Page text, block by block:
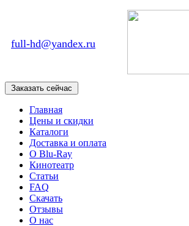
full-hd@yandex.ru
Главная
Цены и скидки
Каталоги
Доставка и оплата
О Blu-Ray
Кинотеатр
Статьи
FAQ
Скачать
Отзывы
О нас